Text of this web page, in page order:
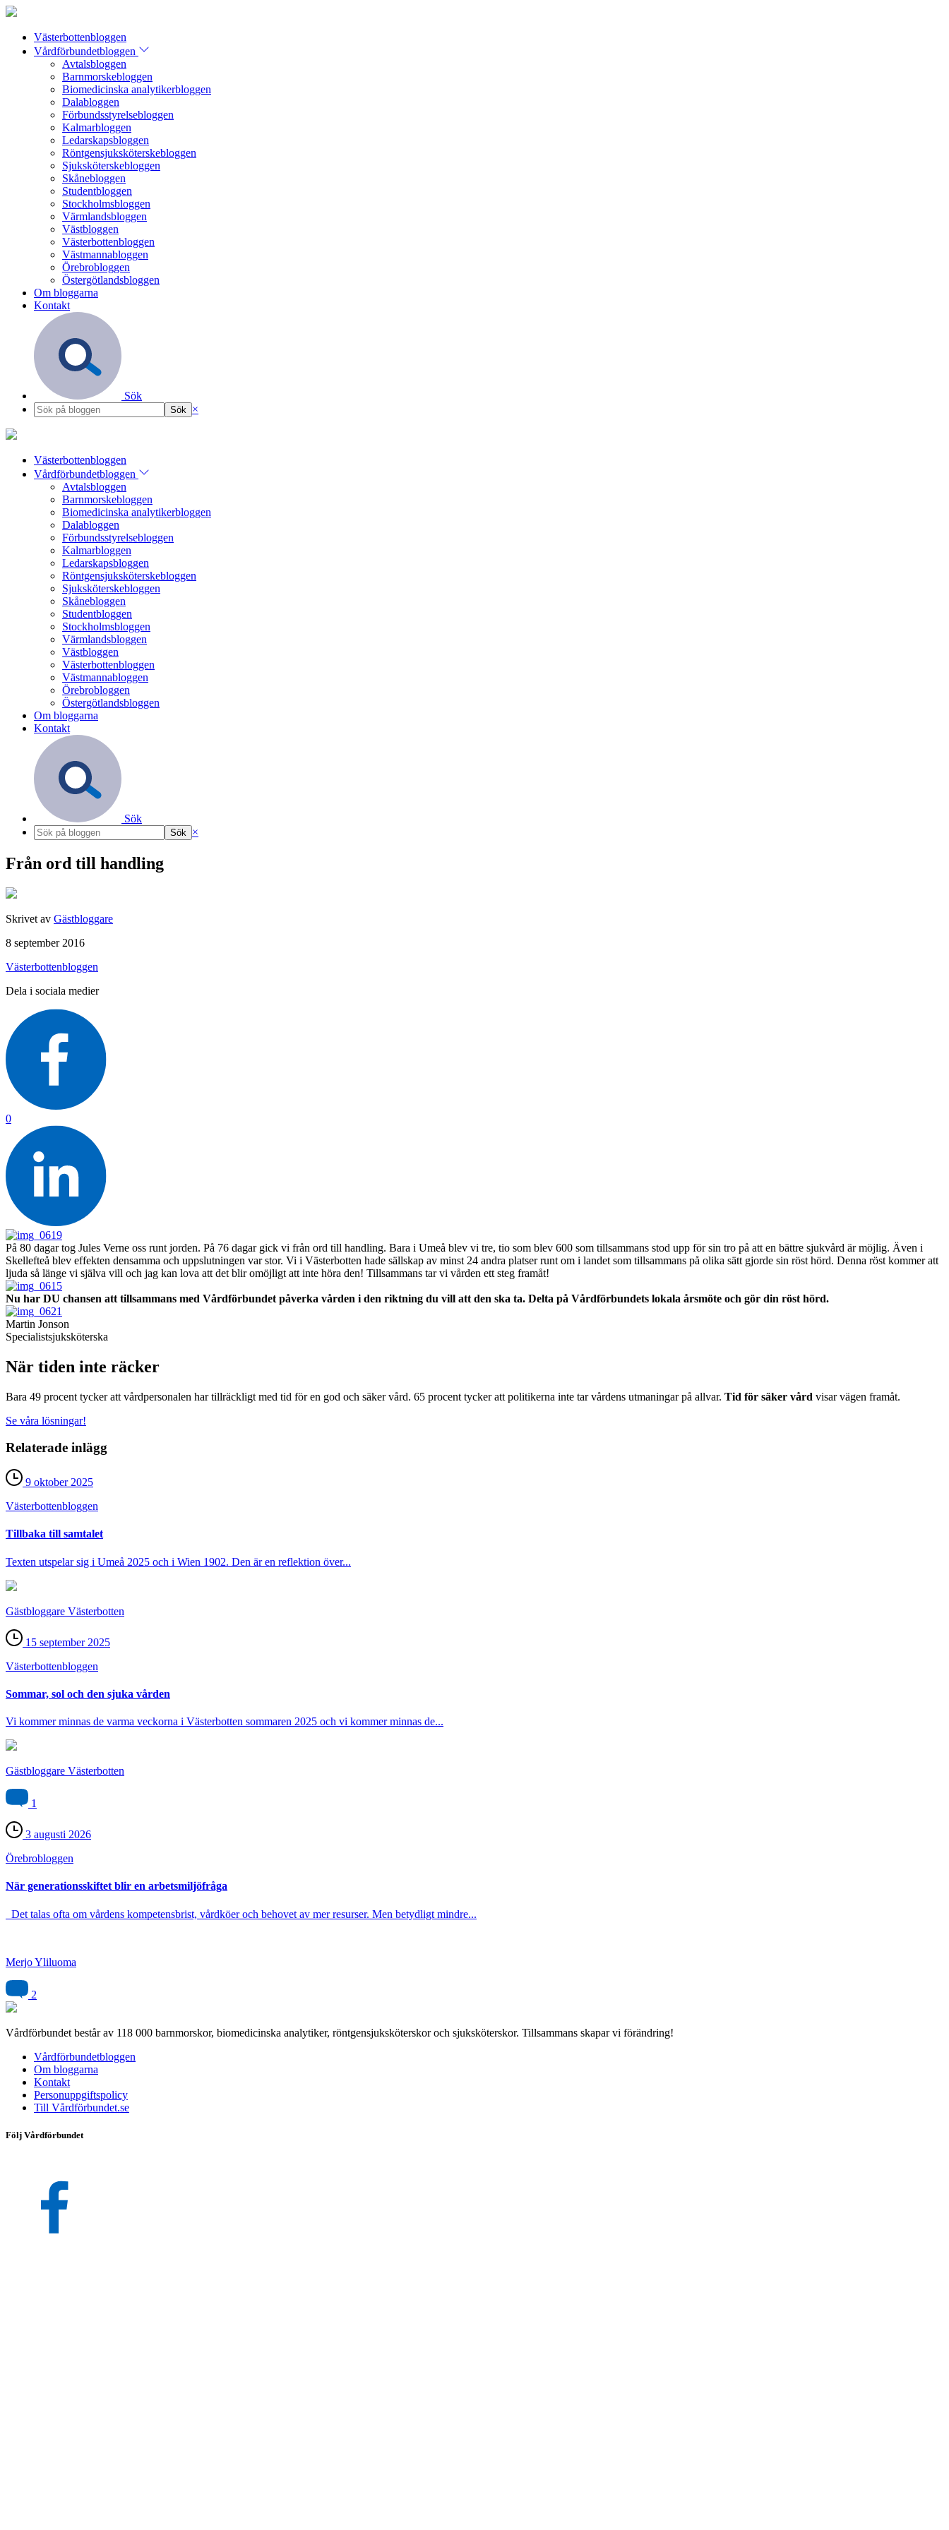
Västerbottenbloggen
Vårdförbundetbloggen
Avtalsbloggen
Barnmorskebloggen
Biomedicinska analytikerbloggen
Dalabloggen
Förbundsstyrelsebloggen
Kalmarbloggen
Ledarskapsbloggen
Röntgensjuksköterskebloggen
Sjuksköterskebloggen
Skånebloggen
Studentbloggen
Stockholmsbloggen
Värmlandsbloggen
Västbloggen
Västerbottenbloggen
Västmannabloggen
Örebrobloggen
Östergötlandsbloggen
Om bloggarna
Kontakt
Sök
×
Västerbottenbloggen
Vårdförbundetbloggen
Avtalsbloggen
Barnmorskebloggen
Biomedicinska analytikerbloggen
Dalabloggen
Förbundsstyrelsebloggen
Kalmarbloggen
Ledarskapsbloggen
Röntgensjuksköterskebloggen
Sjuksköterskebloggen
Skånebloggen
Studentbloggen
Stockholmsbloggen
Värmlandsbloggen
Västbloggen
Västerbottenbloggen
Västmannabloggen
Örebrobloggen
Östergötlandsbloggen
Om bloggarna
Kontakt
Sök
×
Från ord till handling
Skrivet av Gästbloggare
8 september 2016
Västerbottenbloggen
Dela i sociala medier
0
På 80 dagar tog Jules Verne oss runt jorden. På 76 dagar gick vi från ord till handling. Bara i Umeå blev vi tre, tio som blev 600 som tillsammans stod upp för sin tro på att en bättre sjukvård är möjlig. Även i
Skellefteå blev effekten densamma och uppslutningen var stor. Vi i Västerbotten hade sällskap av minst 24 andra platser runt om i landet som tillsammans på olika sätt gjorde sin röst hörd. Denna röst kommer att
ljuda så länge vi själva vill och jag kan lova att det blir omöjligt att inte höra den! Tillsammans tar vi vården ett steg framåt!
Nu har DU chansen att tillsammans med Vårdförbundet påverka vården i den riktning du vill att den ska ta. Delta på Vårdförbundets lokala årsmöte och gör din röst hörd.
Martin Jonson
Specialistsjuksköterska
När tiden inte räcker
Bara 49 procent tycker att vårdpersonalen har tillräckligt med tid för en god och säker vård. 65 procent tycker att politikerna inte tar vårdens utmaningar på allvar. Tid för säker vård visar vägen framåt.
Se våra lösningar!
Relaterade inlägg
9 oktober 2025
Västerbotten­bloggen
Tillbaka till samtalet
Texten utspelar sig i Umeå 2025 och i Wien 1902. Den är en reflektion över...
Gästbloggare Västerbotten
15 september 2025
Västerbotten­bloggen
Sommar, sol och den sjuka vården
Vi kommer minnas de varma veckorna i Västerbotten sommaren 2025 och vi kommer minnas de...
Gästbloggare Västerbotten
1
3 augusti 2026
Örebro­bloggen
När generationsskiftet blir en arbetsmiljöfråga
Det talas ofta om vårdens kompetensbrist, vårdköer och behovet av mer resurser. Men betydligt mindre...
Merjo Yliluoma
2
Vårdförbundet består av 118 000 barnmorskor, biomedicinska analytiker, röntgensjuksköterskor och sjuksköterskor. Tillsammans skapar vi förändring!
Vårdförbundetbloggen
Om bloggarna
Kontakt
Personuppgiftspolicy
Till Vårdförbundet.se
Följ Vårdförbundet